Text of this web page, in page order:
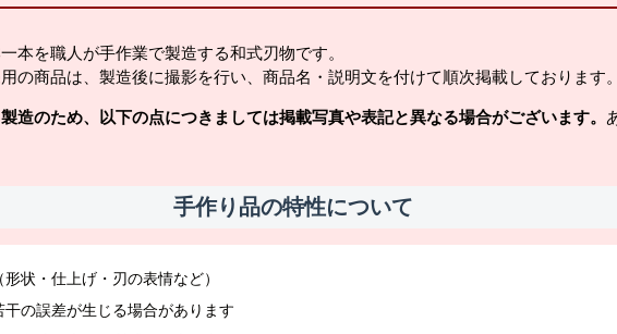
本を職人が手作業で製造する和式刃物です。
の商品は、製造後に撮影を行い、商品名・説明文を付けて順次掲載しております。
造のため、以下の点につきましては掲載写真や表記と異なる場合がございます。
手作り品の特性について
状・仕上げ・刃の表情など）
干の誤差が生じる場合があります